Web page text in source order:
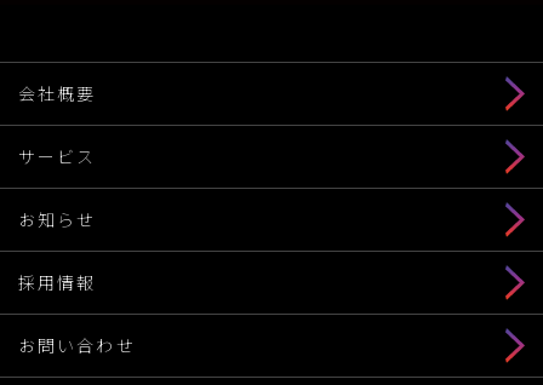
会社概要
サービス
お知らせ
採用情報
お問い合わせ